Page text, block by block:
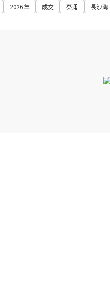
2026年 成交 葵涌 長沙灣